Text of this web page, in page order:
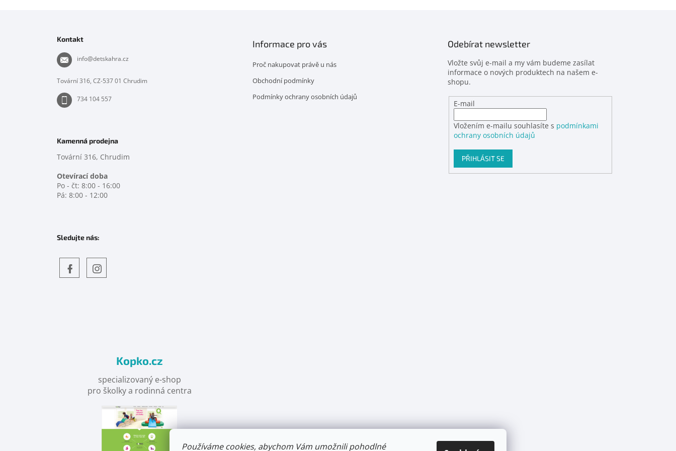
Používáme cookies, abychom Vám umožnili pohodlné
Kontakt
info@detskahra.cz
Tovární 316, CZ-537 01 Chrudim
734 104 557
Kamenná prodejna
Tovární 316, Chrudim
Otevírací doba
Po - čt: 8:00 - 16:00
Pá: 8:00 - 12:00
Sledujte nás:
Informace pro vás
Proč nakupovat právě u nás
Obchodní podmínky
Podmínky ochrany osobních údajů
Odebírat newsletter
Vložte svůj e-mail a my vám budeme zasílat
informace o nových produktech na našem e-
shopu.
E-mail
Vložením e-mailu souhlasíte s podmínkami
ochrany osobních údajů
PŘIHLÁSIT SE
Kopko.cz
specializovaný e-shop
pro školky a rodinná centra